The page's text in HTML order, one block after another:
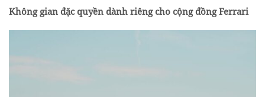
Không gian đặc quyền dành riêng cho cộng đồng Ferrari